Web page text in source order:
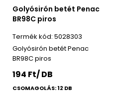
Golyósirón betét Penac
BR98C piros
5028303
Golyósirón betét Penac
BR98C piros
194 Ft/ DB
CSOMAGOLÁS: 12 DB